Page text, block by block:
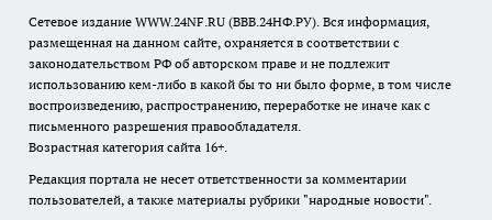
Сетевое издание WWW.24NF.RU (ВВВ.24НФ.РУ). Вся информация,
размещенная на данном сайте, охраняется в соответствии с
законодательством РФ об авторском праве и не подлежит
использованию кем-либо в какой бы то ни было форме, в том числе
воспроизведению, распространению, переработке не иначе как с
письменного разрешения правообладателя.
Возрастная категория сайта 16+.
Редакция портала не несет ответственности за комментарии
пользователей, а также материалы рубрики "народные новости".